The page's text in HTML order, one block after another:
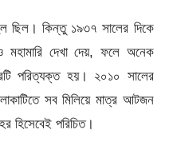
ছিল। কিন্তু ১৯৩৭ সালের দিকে
মহামারি দেখা দেয়, ফলে অনেক
পরিত্যক্ত হয়। ২০১০ সালের
সব মিলিয়ে মাত্র আটজন
হিসেবেই পরিচিত।